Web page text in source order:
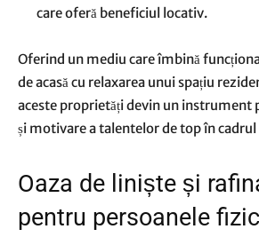
care oferă beneficiul locativ.
Oferind un mediu care îmbină
de acasă cu relaxarea unui spațiu
aceste proprietăți devin un instrument
și motivare a talentelor de top în
Oaza de liniște și
pentru persoanele